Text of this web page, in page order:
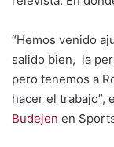
“Hemos venido
salido bien, la
pero tenemos a
hacer el trabajo”,
Budejen en